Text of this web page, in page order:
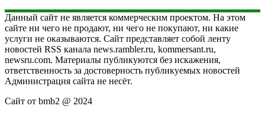
Данный сайт не является коммерческим проектом. На этом
сайте ни чего не продают, ни чего не покупают, ни какие
услуги не оказываются. Сайт представляет собой ленту
новостей RSS канала news.rambler.ru, kommersant.ru,
newsru.com. Материалы публикуются без искажения,
ответственность за достоверность публикуемых новостей
Администрация сайта не несёт.
Сайт от bmb2 @ 2024